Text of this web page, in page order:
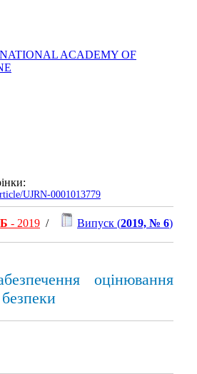
ACADEMY OF
UJRN-0001013779
Б - 2019 / Випуск (2019, № 6)
оцінювання